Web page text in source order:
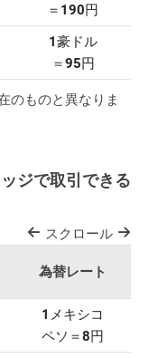
＝ 190円
1豪ドル
＝95円
のものと異なりま
ジで取引できる
スクロール
為替レート
1 メキシコ
ペソ＝8円